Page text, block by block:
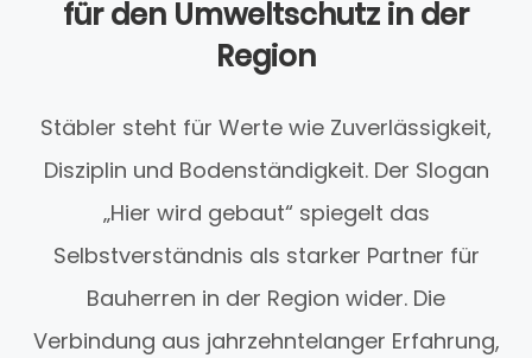
für den Umweltschutz in der
Region
Stäbler steht für Werte wie Zuverlässigkeit,
Disziplin und Bodenständigkeit. Der Slogan
„Hier wird gebaut“ spiegelt das
Selbstverständnis als starker Partner für
Bauherren in der Region wider. Die
Verbindung aus jahrzehntelanger Erfahrung,